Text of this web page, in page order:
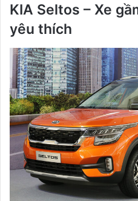
KIA Seltos – Xe
yêu thích